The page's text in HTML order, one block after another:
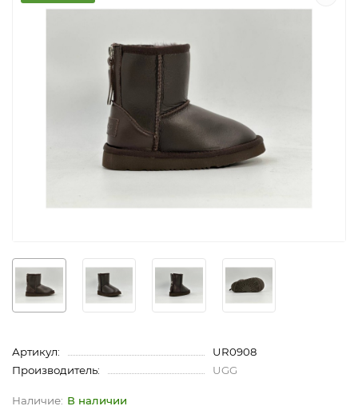
Артикул:
UR0908
Производитель:
UGG
В наличии